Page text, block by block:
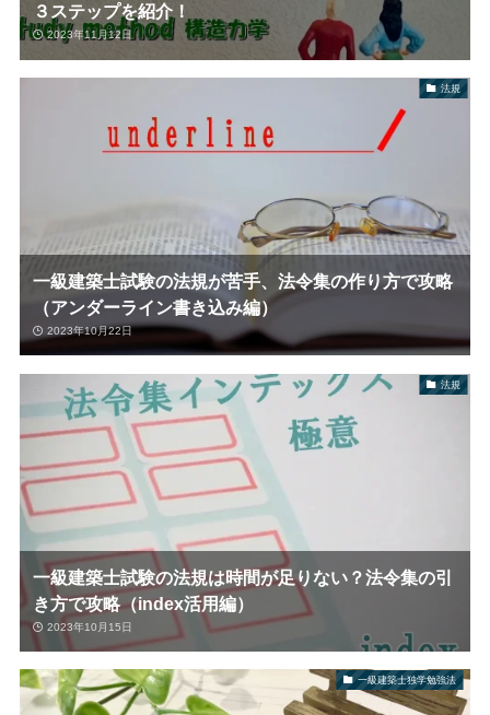
３ステップを紹介！
2023年11月12日
法規
一級建築士試験の法規が苦手、法令集の作り方で攻略
（アンダーライン書き込み編）
2023年10月22日
法規
一級建築士試験の法規は時間が足りない？法令集の引
き方で攻略（index活用編）
2023年10月15日
一級建築士独学勉強法